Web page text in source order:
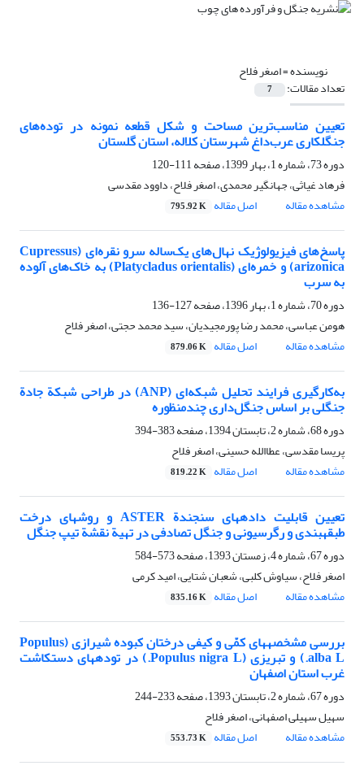
نویسنده =اصغر فلاح
تعداد مقالات: 7
تعیین مناسب‌ترین مساحت و شکل قطعه نمونه در توده‌های
جنگلکاری عرب‌داغ شهرستان کلاله، استان گلستان
دوره 73، شماره 1، بهار 1399، صفحه
111-120
فرهاد غیاثی، جهانگیر محمدی، اصغر فلاح، داوود مقدسی
مشاهده مقاله
اصل مقاله 795.92 K
پاسخ‌های فیزیولوژیک نهال‌های یک‌ساله سرو نقره‌ای (Cupressus
arizonica) و خمره‌ای (Platycladus orientalis) به خاک‌های آلوده
به سرب
دوره 70، شماره 1، بهار 1396، صفحه
127-136
هومن عباسی، محمد رضا پورمجیدیان، سید محمد حجتی، اصغر فلاح
مشاهده مقاله
اصل مقاله 879.06 K
به‌کارگیری فرایند تحلیل شبکه‌‌ای (ANP) در طراحی شبکة جادة
جنگلی بر اساس جنگل‌داری چندمنظوره
دوره 68، شماره 2، تابستان 1394، صفحه
383-394
پریسا مقدسی، عطاالله حسینی، اصغر فلاح
مشاهده مقاله
اصل مقاله 819.22 K
تعیین قابلیت داده‏های سنجندة ASTER و روش‏های درخت
طبقه‏بندی و رگرسیونی و جنگل تصادفی در تهیة نقشة تیپ جنگل
دوره 67، شماره 4، زمستان 1393، صفحه
573-584
اصغر فلاح، سیاوش کلبی، شعبان شتایی، امید کرمی
مشاهده مقاله
اصل مقاله 835.16 K
بررسی مشخصه‏های کمّی و کیفی درختان کبوده شیرازی (Populus
alba L.) و تبریزی (Populus nigra L.) در توده‏‏های دست‏‏کاشت
غرب استان اصفهان
دوره 67، شماره 2، تابستان 1393، صفحه
233-244
سهیل سهیلی اصفهانی، اصغر فلاح
مشاهده مقاله
اصل مقاله 553.73 K